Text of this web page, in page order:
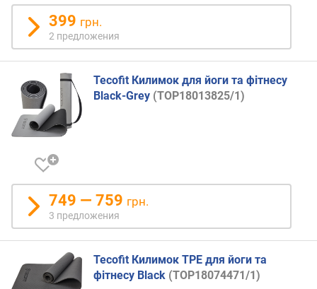
д
р
г
х
к
е
в
м
п
399 грн.
2 предложения
Tecofit Килимок для йоги та фітнесу
Black-Grey (TOP18013825/1)
749 — 759 грн.
3 предложения
Tecofit Килимок TPE для йоги та
фітнесу Black (TOP18074471/1)